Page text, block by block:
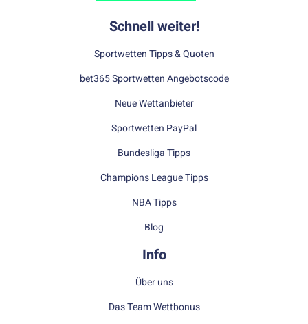
Schnell weiter!
Sportwetten Tipps & Quoten
bet365 Sportwetten Angebotscode
Neue Wettanbieter
Sportwetten PayPal
Bundesliga Tipps
Champions League Tipps
NBA Tipps
Blog
Info
Über uns
Das Team Wettbonus